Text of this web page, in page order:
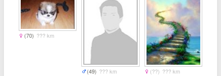
(70) ??? km
(49) ??? km (??) ??? km